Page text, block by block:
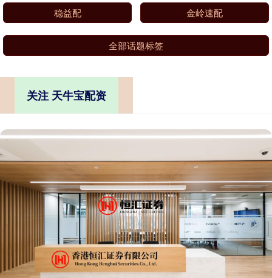
稳益配 金岭速配
全部话题标签
关注 天牛宝配资